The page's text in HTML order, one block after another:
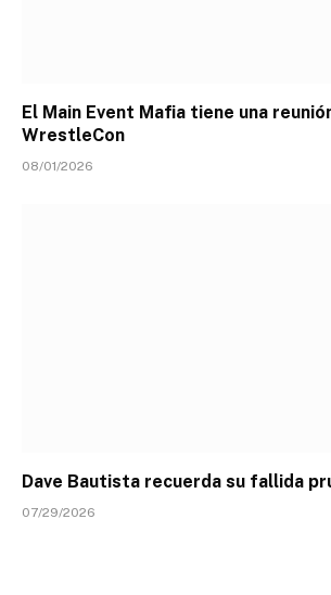
El Main Event Mafia tiene una
WrestleCon
08/01/2026
Dave Bautista recuerda su fallida
07/29/2026